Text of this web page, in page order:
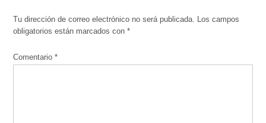
Tu dirección de correo electrónico no será publicada. Los campos
obligatorios están marcados con*
Comentario*